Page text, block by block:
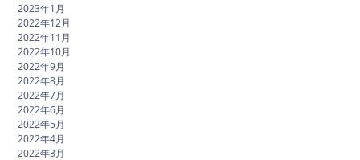
2023年1月
2022年12月
2022年11月
2022年10月
2022年9月
2022年8月
2022年7月
2022年6月
2022年5月
2022年4月
2022年3月